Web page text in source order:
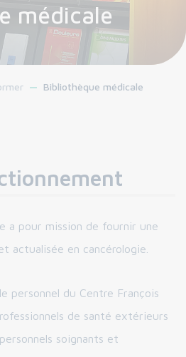
médicale
Bibliothèque médicale
a pour mission de fournir une
actualisée en cancérologie.
personnel du Centre François
de santé extérieurs
soignants et